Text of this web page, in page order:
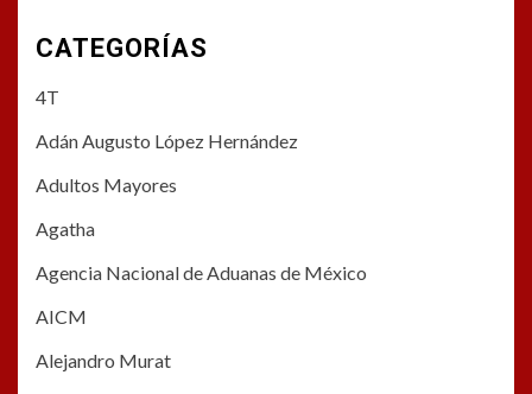
CATEGORÍAS
4T
Adán Augusto López Hernández
Adultos Mayores
Agatha
Agencia Nacional de Aduanas de México
AICM
Alejandro Murat